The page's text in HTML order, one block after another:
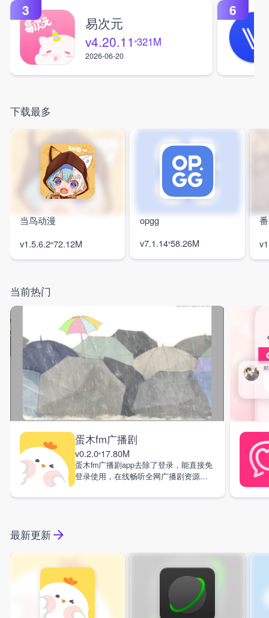
3
易次元
v4.20.11 321M
2026-06-20
6
下载最多
当鸟动漫
v1.5.6.272.12M
opgg
v7.1.1458.26M
当前热门
蛋木fm广播剧
v0.2.0 17.80M
蛋木fm广播剧app去除了登录，能直接免
登录使用，在线畅听全网广播剧资源。
其他弹窗干扰，且响应速度超快，大家
业声优配音，更新也十分及时，是大家
必须的听广播剧神器。
最新更新